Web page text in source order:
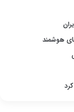
هوشمند